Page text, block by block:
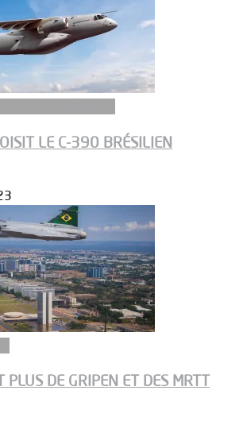
LE C-390 BRÉSILIEN
PLUS DE GRIPEN ET DES MRTT